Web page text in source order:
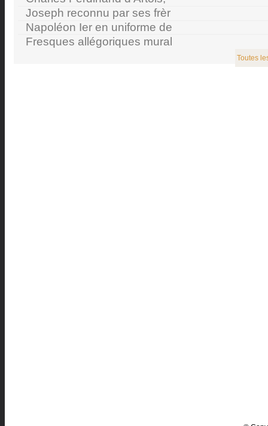
Joseph reconnu par ses frèr
Napoléon Ier en uniforme de
Fresques allégoriques mural
Toutes